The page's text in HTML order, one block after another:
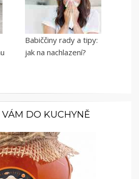
Babiččiny rady a tipy:
jak na nachlazení?
DO KUCHYNĚ